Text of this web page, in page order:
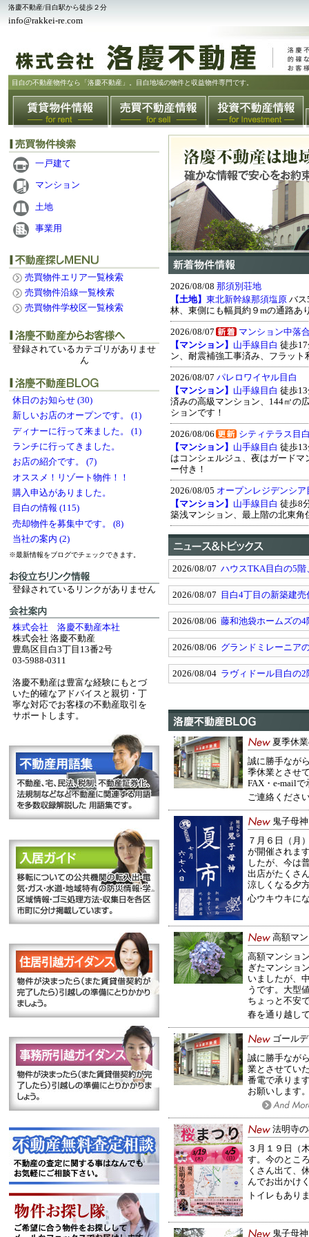
洛慶不動産/目白駅から徒歩２分
info@rakkei-re.com
目白の不動産物件なら「洛慶不動産」。目白地域の物件と収益物件専門です。
一戸建て
マンション
土地
事業用
売買物件エリア一覧検索
売買物件沿線一覧検索
売買物件学校区一覧検索
登録されているカテゴリがありませ
ん
休日のお知らせ (30)
新しいお店のオープンです。 (1)
ディナーに行って来ました。 (1)
ランチに行ってきました。
お店の紹介です。 (7)
オススメ！リゾート物件！！
購入申込がありました。
目白の情報 (115)
売却物件を募集中です。 (8)
当社の案内 (2)
※最新情報をブログでチェックできます。
登録されているリンクがありません
株式会社 洛慶不動産本社
株式会社 洛慶不動産
豊島区目白3丁目13番2号
03-5988-0311
洛慶不動産は豊富な経験にもとづ
いた的確なアドバイスと親切・丁
寧な対応でお客様の不動産取引を
サポートします。
2026/08/08 那須別荘地
【土地】 東北新幹線那須塩原 バス
林、東側にも幅員約９mの通路あ
2026/08/07
マンション中落
【マンション】 山手線目白 徒歩17
ン、耐震補強工事済み、フラット
2026/08/07 パレロワイヤル目白
【マンション】 山手線目白 徒歩13
済みの高級マンション、144㎡の
ションです！
2026/08/06
シティテラス目
【マンション】 山手線目白 徒歩13
はコンシェルジュ、夜はガード
ー付き！
2026/08/05 オープンレジデンシ
【マンション】 山手線目白 徒歩8
築浅マンション、最上階の北東角
2026/08/07 ハウスTKA目白の5
2026/08/07 目白4丁目の新築建
2026/08/06 藤和池袋ホームズの
2026/08/06 グランドミレーニア
2026/08/04 ラヴィドール目白の
夏季休
誠に勝手なが
季休業とさせ
FAX・e-mail
ご連絡くださ
鬼子母
７月６日（月
が開催されま
したが、今は
出店がたくさ
涼しくなる夕
心ウキウキに
高額マ
高額マンショ
ぎたマンショ
いましたが、
うです。大型
ちょっと不安
春を通り越し
ゴール
誠に勝手なが
業とさせてい
番電で承りま
お願いします
法明寺
３月１９日（
す。今のとこ
くさん出て、
んでお出かけ
トイレもあり
鬼子母